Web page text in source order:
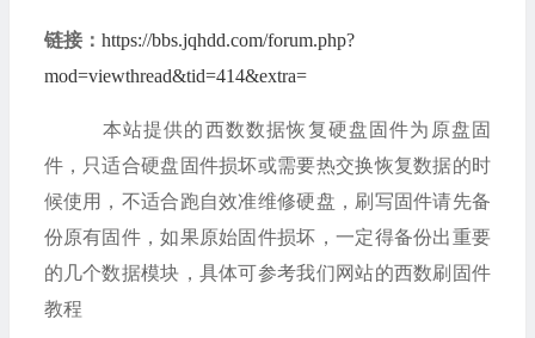
链接： https://bbs.jqhdd.com/forum.php?
mod=viewthread&tid=414&extra=
本站提供的西数数据恢复硬盘固件为原盘固
件，只适合硬盘固件损坏或需要热交换恢复数据的时
候使用，不适合跑自效准维修硬盘，刷写固件请先备
份原有固件，如果原始固件损坏，一定得备份出重要
的几个数据模块，具体可参考我们网站的西数刷固件
教程